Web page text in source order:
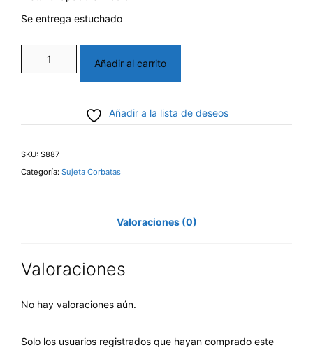
Se entrega estuchado
Sujeta
corbata
cantidad
Añadir al carrito
Añadir a la lista de deseos
SKU: S887
Categoría: Sujeta Corbatas
Valoraciones (0)
Valoraciones
No hay valoraciones aún.
Solo los usuarios registrados que hayan comprado este